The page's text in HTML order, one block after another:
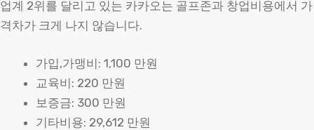
업계 2위를 달리고 있는 카카오는 골프존과 창업비용에서 가
격차가 크게 나지 않습니다.
가입,가맹비: 1,100 만원
교육비: 220 만원
보증금: 300 만원
기타비용: 29,612 만원